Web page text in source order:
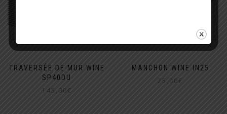
TRAVERSÉE DE MUR WINE
SP40DU
145,00€
MANCHON WINE IN25
25,00€